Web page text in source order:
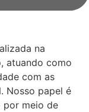
na
atuando como
com as
Nosso papel é
por meio de